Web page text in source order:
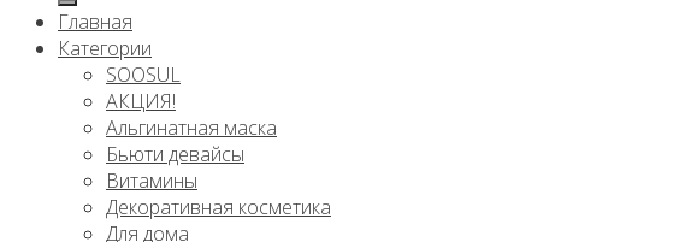
Главная
Категории
SOOSUL
АКЦИЯ!
Альгинатная маска
Бьюти девайсы
Витамины
Декоративная косметика
Для дома